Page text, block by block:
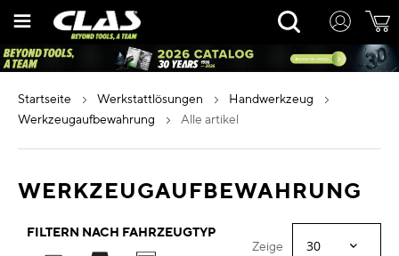
Inhalt
Rechercher
startseite werkstattlösungen
handwerkzeug
werkzeugaufbewahrung
alle artikel
WERKZEUGAUFBEWAHRUNG
FILTERN NACH FAHRZEUGTYP
Zeige